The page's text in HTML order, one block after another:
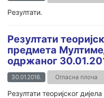
Резултати.
Резултати
предмета
одржаног
30.01.2016. Огласна плоча
Резултати теоријског